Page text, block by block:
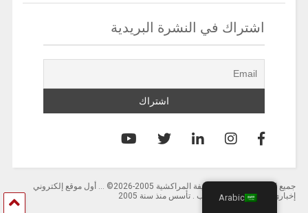
اشتراك في النشرة البريدية
جميع الحقوق محفوظة لصحيفة المراكشية 2005-2026© … أول موقع إلكتروني
إخباري باللغة العربية بالمغرب . تأسس منذ سنة 2005
Arabic